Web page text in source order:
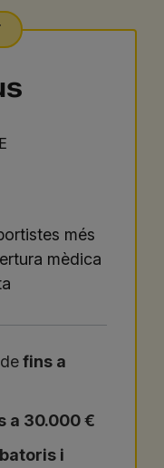
més
mèdica
fins a
a 30.000 €
i